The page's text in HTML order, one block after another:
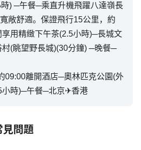
) ─午餐─乘直升機飛躍八達嶺長
敞舒適。保證飛行15公里，約
用精緻下午茶(2.5小時)─長城文
(眺望野長城)(30分鐘) ─晚餐─
09:00離開酒店─奧林匹克公園(外
小時)─午餐─北京✈香港
見問題